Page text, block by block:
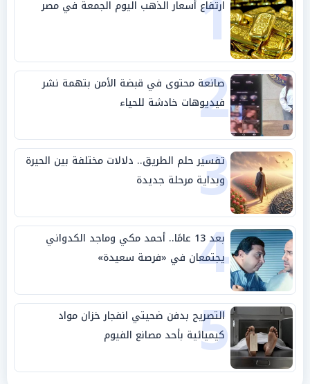
ارتفاع أسعار الذهب اليوم الجمعة في مصر
2
صانعة محتوى في قبضة الأمن بتهمة نشر
فيديوهات خادشة للحياء
3
تفسير حلم الطريق.. دلالات مختلفة بين الحيرة
وبداية مرحلة جديدة
4 بعد 13 عامًا.. أحمد مكي وماجد الكدواني
يجتمعان في «فرصة سعيدة»
5
التصريح بدفن ضحيتي انفجار خزان مواد
كيميائية بأحد مصانع الفيوم